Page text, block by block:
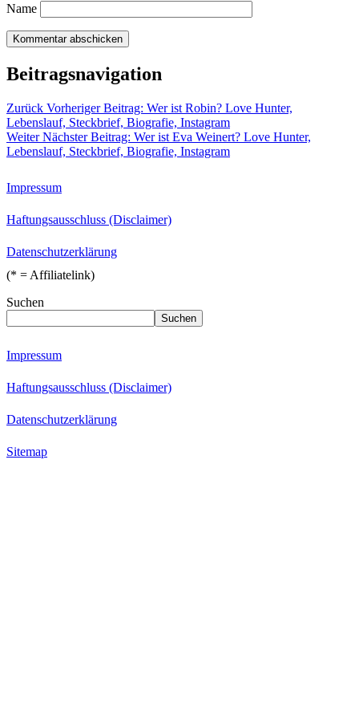
Name
Beitragsnavigation
Zurück Vorheriger Beitrag: Wer ist Robin? Love Hunter,
Lebenslauf, Steckbrief, Biografie, Instagram
Weiter Nächster Beitrag: Wer ist Eva Weinert? Love Hunter,
Lebenslauf, Steckbrief, Biografie, Instagram
Impressum
Haftungsausschluss (Disclaimer)
Datenschutzerklärung
(* = Affiliatelink)
Suchen
Suchen
Impressum
Haftungsausschluss (Disclaimer)
Datenschutzerklärung
Sitemap